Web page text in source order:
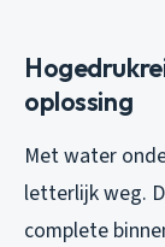
oplossing
Met water
letterlijk weg.
complete